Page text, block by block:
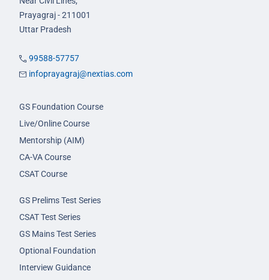
Prayagraj - 211001
Uttar Pradesh
99588-57757
infoprayagraj@nextias.com
GS Foundation Course
Live/Online Course
Mentorship (AIM)
CA-VA Course
CSAT Course
GS Prelims Test Series
CSAT Test Series
GS Mains Test Series
Optional Foundation
Interview Guidance